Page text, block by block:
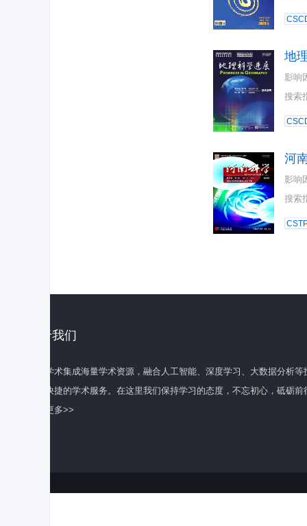
地
影响
搜索
河
影响
搜索
关于我们
百度学术集成海量学术资源，融合人工智能、深度学习、大数据分析
全面快捷的学术服务。在这里我们保持学习的态度，不忘初心，砥砺前
了解更多>>